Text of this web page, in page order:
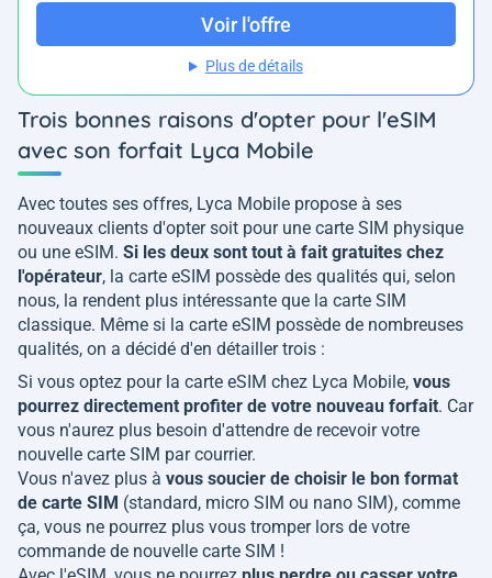
Voir l'offre
Plus de détails
Trois bonnes raisons d'opter pour l'eSIM
avec son forfait Lyca Mobile
Avec toutes ses offres, Lyca Mobile propose à ses
nouveaux clients d'opter soit pour une carte SIM physique
ou une eSIM. Si les deux sont tout à fait gratuites chez
l'opérateur, la carte eSIM possède des qualités qui, selon
nous, la rendent plus intéressante que la carte SIM
classique. Même si la carte eSIM possède de nombreuses
qualités, on a décidé d'en détailler trois :
Si vous optez pour la carte eSIM chez Lyca Mobile, vous
pourrez directement profiter de votre nouveau forfait. Car
vous n'aurez plus besoin d'attendre de recevoir votre
nouvelle carte SIM par courrier.
Vous n'avez plus à vous soucier de choisir le bon format
de carte SIM (standard, micro SIM ou nano SIM), comme
ça, vous ne pourrez plus vous tromper lors de votre
commande de nouvelle carte SIM !